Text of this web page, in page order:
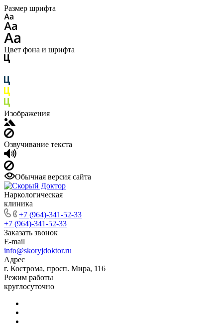
Размер шрифта
Цвет фона и шрифта
Изображения
Озвучивание текста
Обычная версия сайта
Наркологическая
клиника
+7 (964)-341-52-33
+7 (964)-341-52-33
Заказать звонок
E-mail
info@skoryjdoktor.ru
Адрес
г. Кострома, просп. Мира, 116
Режим работы
круглосуточно